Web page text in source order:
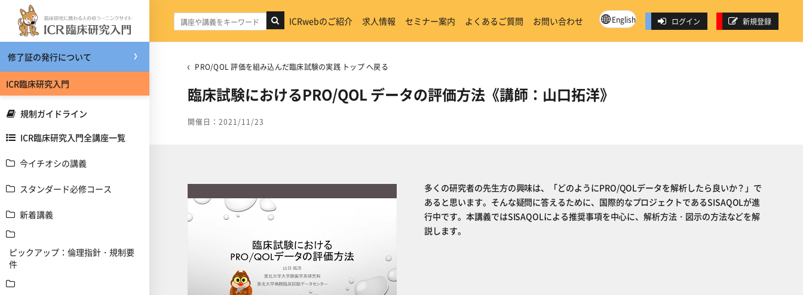
メインコンテンツへスキップする
修了証の発行について
ICR臨床研究入門
規制ガイドライン
ICR臨床研究入門全講座一覧
今イチオシの講義
スタンダード必修コース
新着講義
ピックアップ：倫理指針・規制要
件
ICRwebのご紹介 求人情報 セミナー案内 よくあるご質問 お問い合わせ English ログイン 新規登録
PRO/QOL 評価を組み込んだ臨床試験の実践 トップ へ戻る
臨床試験におけるPRO/QOL データの評価方法《講師：山口拓洋》
開催日：2021/11/23
多くの研究者の先生方の興味は、「どのようにPRO/QOLデータを解析したら良いか？」で
あると思います。そんな疑問に答えるために、国際的なプロジェクトであるSISAQOLが進
行中です。本講義ではSISAQOLによる推奨事項を中心に、解析方法・図示の方法などを解
説します。